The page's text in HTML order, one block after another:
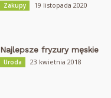
Zakupy 19 listopada 2020
Najlepsze fryzury męskie
Uroda 23 kwietnia 2018